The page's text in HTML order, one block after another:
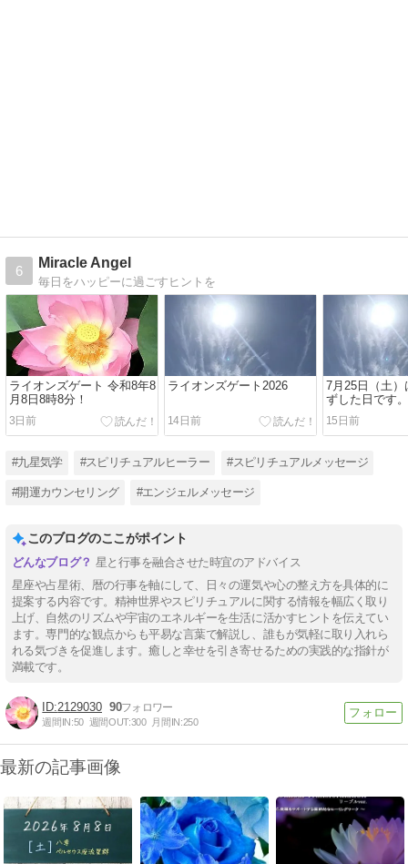
6
Miracle Angel
毎日をハッピーに過ごすヒントを
ライオンズゲート 令和8年8
月8日8時8分！
3日前
ライオンズゲート2026
14日前
7月25日（土）
ずした日です。
15日前
#九星気学 #スピリチュアルヒーラー #スピリチュアルメッセージ
#開運カウンセリング #エンジェルメッセージ
このブログのここがポイント
星と行事を融合させた時宜のアドバイス
星座や占星術、暦の行事を軸にして、日々の運気や心の整え方を具体的に
提案する内容です。精神世界やスピリチュアルに関する情報を幅広く取り
上げ、自然のリズムや宇宙のエネルギーを生活に活かすヒントを伝えてい
ます。専門的な観点からも平易な言葉で解説し、誰もが気軽に取り入れら
れる気づきを促進します。癒しと幸せを引き寄せるための実践的な指針が
満載です。
2129030 90
週間IN:50 週間OUT:300 月間IN:250
最新の記事画像